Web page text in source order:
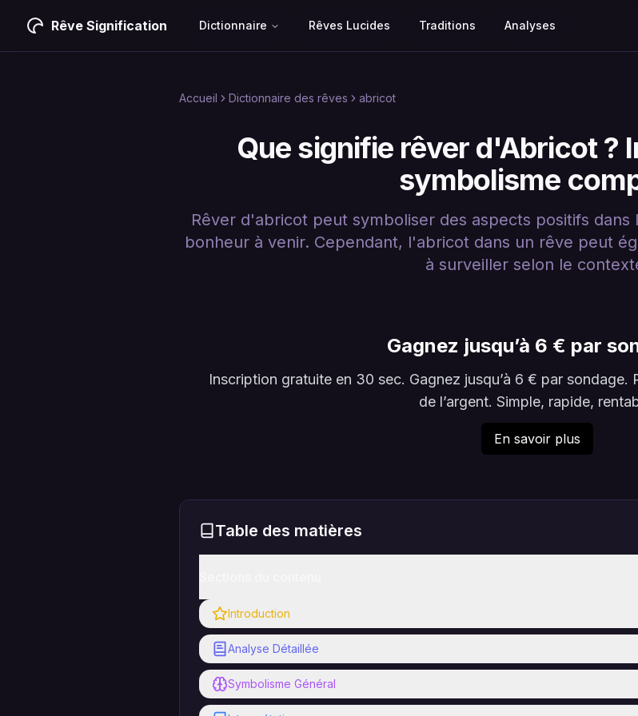
Rêve Signification Dictionnaire Rêves Lucides Traditions Analyses
Accueil Dictionnaire des rêves abricot
Que signifie rêver d'Abricot ?
symbolisme
Rêver d'abricot peut symboliser des aspects positifs
bonheur à venir. Cependant, l'abricot dans un rêve peut
à surveiller selon le
Gagnez jusqu’à 6 € par
Inscription gratuite en 30 sec. Gagnez jusqu’à 6 € par
de l’argent. Simple, rapide,
En savoir plus
Table des matières
Introduction
Analyse Détaillée
Symbolisme Général